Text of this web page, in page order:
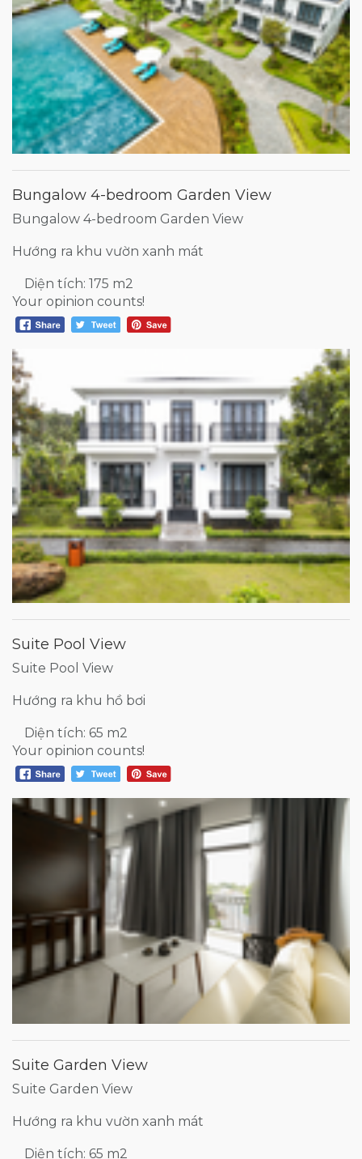
Bungalow 4-bedroom Garden View
Bungalow 4-bedroom Garden View
Hướng ra khu vườn xanh mát
Diện tích: 175 m2
Your opinion counts!
Suite Pool View
Suite Pool View
Hướng ra khu hồ bơi
Diện tích: 65 m2
Your opinion counts!
Suite Garden View
Suite Garden View
Hướng ra khu vườn xanh mát
Diện tích: 65 m2